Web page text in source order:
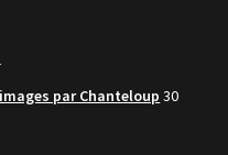
par Chanteloup 30